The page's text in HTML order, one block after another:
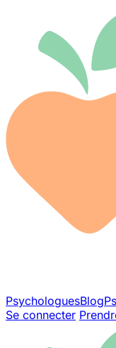
PsychologuesBlog
Se connecter